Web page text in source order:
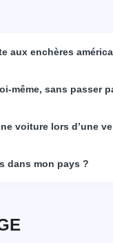
aux enchères
même, sans passer
voiture lors d’une
dans mon pays ?